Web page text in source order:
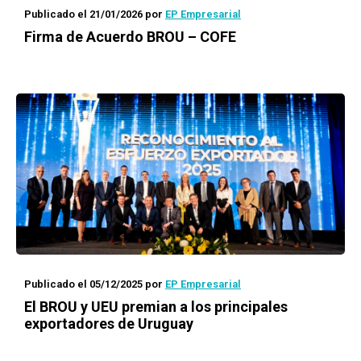
Publicado el 21/01/2026 por EP Empresarial
Firma de Acuerdo BROU – COFE
Publicado el 05/12/2025 por EP Empresarial
El BROU y UEU premian a los principales
exportadores de Uruguay